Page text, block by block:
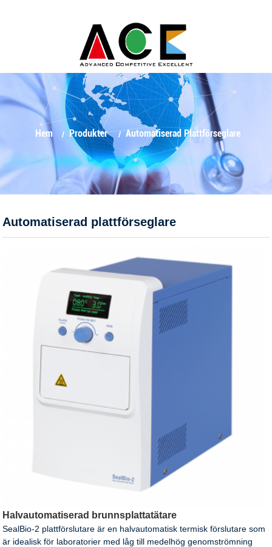
Hem Produkter Automatiserad Plattförseglare
Automatiserad plattförseglare
Halvautomatiserad brunnsplattatätare
SealBio-2 plattförslutare är en halvautomatisk termisk förslutare som
är idealisk för laboratorier med låg till medelhög genomströmning